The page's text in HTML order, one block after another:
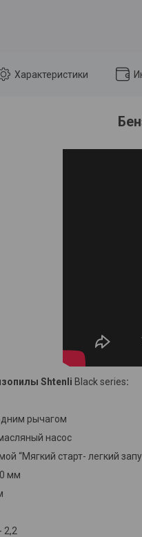
Характеристики
Shtenli Black series:
рычагом
насос
“Мягкий старт- легкий
мм
2,2